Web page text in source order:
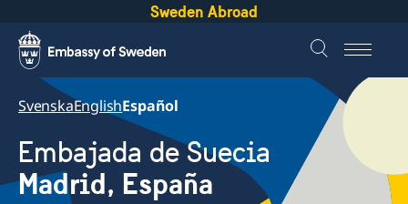
Sweden Abroad
SvenskaEnglishEspañol
Embajada de Suecia
Madrid, España